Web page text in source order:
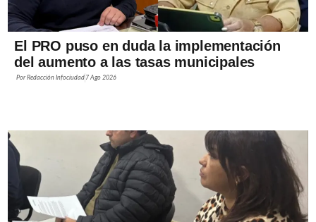
El PRO puso en duda la implementación
del aumento a las tasas municipales
PorRedacción Infociudad 7 Ago 2026